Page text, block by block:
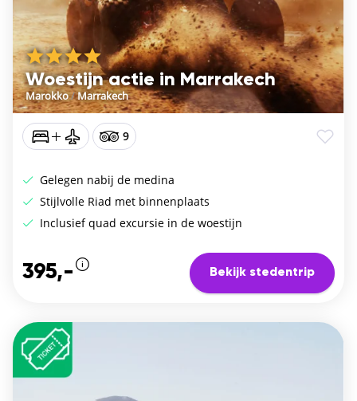
Woestijn actie in Marrakech
Marokko/Marrakech
9
Gelegen nabij de medina
Stijlvolle Riad met binnenplaats
Inclusief quad excursie in de woestijn
395,- Bekijk stedentrip